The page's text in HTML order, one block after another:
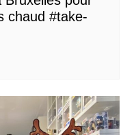
chaud #take-